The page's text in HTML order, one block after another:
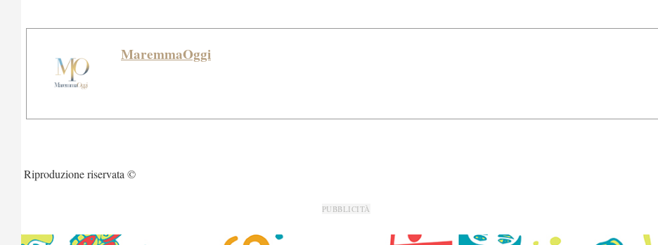
MaremmaOggi
Riproduzione riservata ©
PUBBLICITÀ